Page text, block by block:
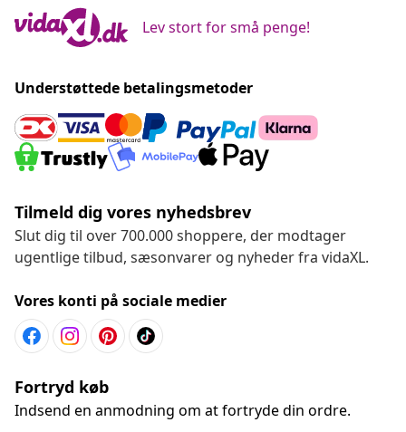
Lev stort for små penge!
Understøttede betalingsmetoder
Tilmeld dig vores nyhedsbrev
Slut dig til over 700.000 shoppere, der modtager
ugentlige tilbud, sæsonvarer og nyheder fra vidaXL.
Vores konti på sociale medier
Fortryd køb
Indsend en anmodning om at fortryde din ordre.